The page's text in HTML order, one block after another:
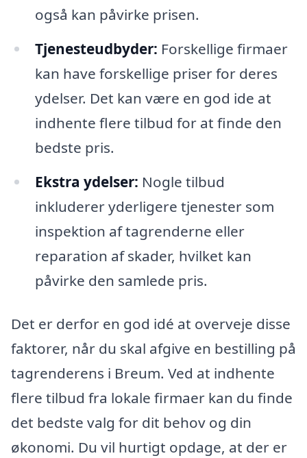
også kan påvirke prisen.
Tjenesteudbyder: Forskellige firmaer
kan have forskellige priser for deres
ydelser. Det kan være en god ide at
indhente flere tilbud for at finde den
bedste pris.
Ekstra ydelser: Nogle tilbud
inkluderer yderligere tjenester som
inspektion af tagrenderne eller
reparation af skader, hvilket kan
påvirke den samlede pris.
Det er derfor en god idé at overveje disse
faktorer, når du skal afgive en bestilling på
tagrenderens i Breum. Ved at indhente
flere tilbud fra lokale firmaer kan du finde
det bedste valg for dit behov og din
økonomi. Du vil hurtigt opdage, at der er